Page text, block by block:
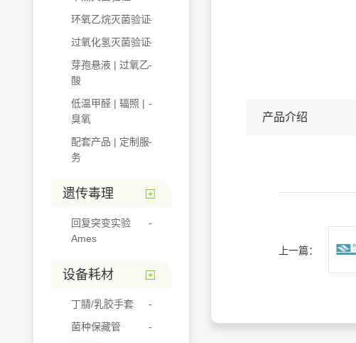
环氧乙烷灭菌验证
过氧化氢灭菌验证
芽孢悬液 | 过氧乙
酸
低温甲醛 | 辐照 |
臭氧
配套产品 | 定制服
务
遗传毒理
回复突变实验
Ames
设备耗材
丁腈/乳胶手套
菌种保藏管
产品介绍
上一篇：